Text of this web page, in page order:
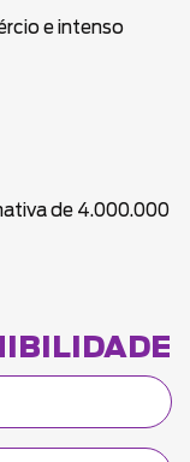
e intenso
de 4.000.000